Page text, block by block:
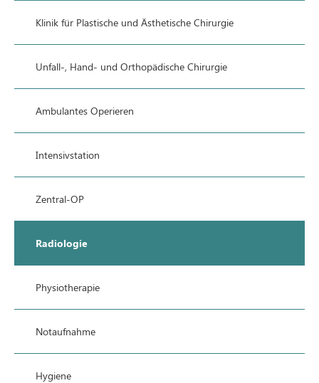
Klinik für Plastische und Ästhetische Chirurgie
Unfall-, Hand- und Orthopädische Chirurgie
Ambulantes Operieren
Intensivstation
Zentral-OP
Radiologie
Physiotherapie
Notaufnahme
Hygiene